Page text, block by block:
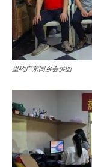
里约广东同乡会供图